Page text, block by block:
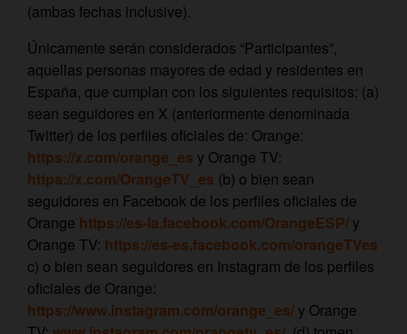
(ambas fechas inclusive).
Únicamente serán considerados “Participantes”,
aquellas personas mayores de edad y residentes en
España, que cumplan con los siguientes requisitos: (a)
sean seguidores en X (anteriormente denominada
Twitter) de los perfiles oficiales de: Orange:
https://x.com/orange_es y Orange TV:
https://x.com/OrangeTV_es (b) o bien sean
seguidores en Facebook de los perfiles oficiales de
Orange https://es-la.facebook.com/OrangeESP/ y
Orange TV: https://es-es.facebook.com/orangeTVes
c) o bien sean seguidores en Instagram de los perfiles
oficiales de Orange:
https://www.instagram.com/orange_es/ y Orange